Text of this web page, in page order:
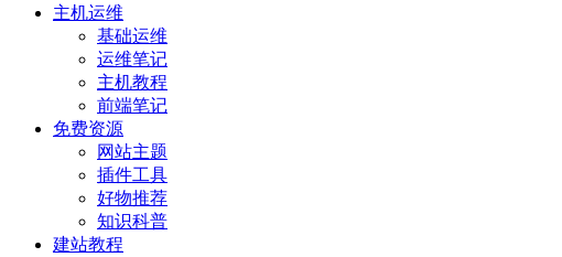
主机运维
基础运维
运维笔记
主机教程
前端笔记
免费资源
网站主题
插件工具
好物推荐
知识科普
建站教程